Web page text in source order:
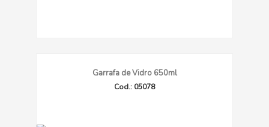
Garrafa de Vidro 650ml
Cod.: 05078